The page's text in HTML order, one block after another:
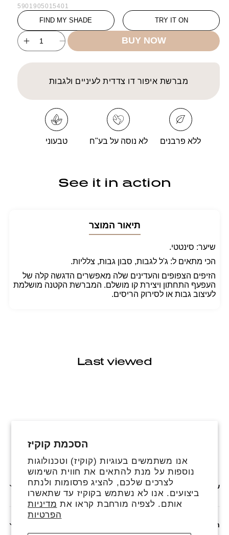
הסכמת קוקיז
אנו משתמשים בעוגיות (קוקיז) וטכנולוגות
נוספות על מנת להתאים את חווית השימוש
לצרכים שלכם, להציג פרסומות ולנתח
ביצועים. אנו לא נשתמש בקוקיז עד שתאשרו
אותם. לצפיה מורחבת קראו את מדיניות
הפרטיות
SKU:
5901905015401
FIND MY SHADE TRY IT ON
Decrease
INGLOT
Makeup
Brush
200
for
BUY NOW
מברשת איפור דו צדדית לעיניים ולגבות
טבעוני לא נוסה על בע"ח ללא פרבנים
See it in action
תיאור המוצר
שיער: סינטטי.
הכי מתאים ל: ג'ל לגבות, סבון גבות, צלליות.
הזיפים הצפופים והעדינים שלה מאפשרים הדגשה קלה של
העפעף התחתון ויצירת קו מושלם. המברשת הקטנה מושלמת
לעיצוב גבות או לסירוק הריסים.
Last viewed
טיקטוקאינסטגרםפייסבוק
שירותים נוספים
חנות